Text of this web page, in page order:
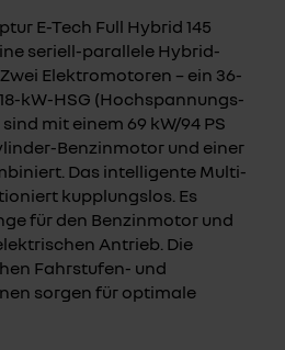
E-Tech Full Hybrid 145
seriell-parallele Hybrid-
Elektromotoren – ein 36-
kW-HSG (Hochspannungs-
mit einem 69 kW/94 PS
Benzinmotor und einer
Das intelligente Multi-
kupplungslos. Es
für den Benzinmotor und
Antrieb. Die
Fahrstufen- und
sorgen für optimale